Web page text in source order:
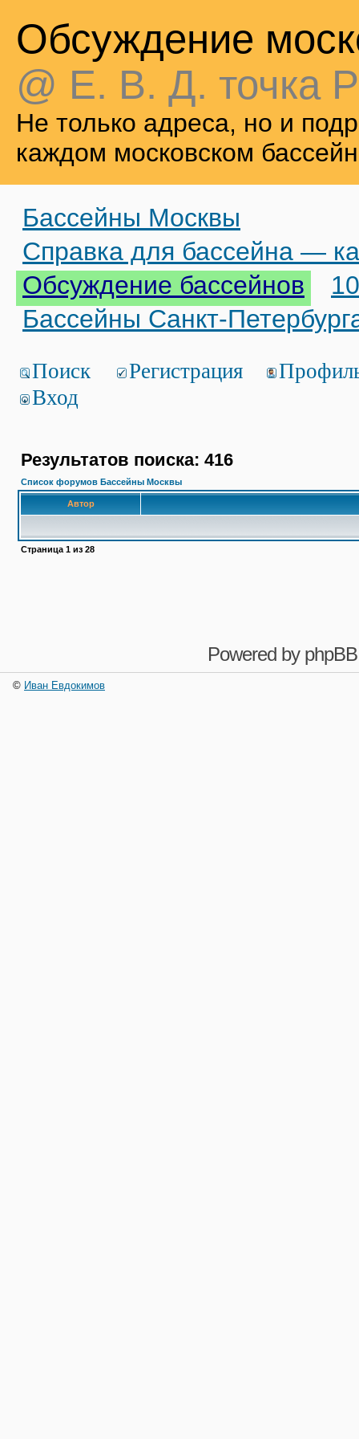
Обсуждение
@ Е. В. Д. точка
Не только адреса, но и
каждом московском
Бассейны Москвы
Справка для бассейна —
Обсуждение бассейнов
Бассейны Санкт-
Поиск Регистрация
Вход
Результатов поиска: 416
Список форумов Бассейны Москвы
Автор
Страница 1 из 28
Powered by phpBB
© Иван Евдокимов